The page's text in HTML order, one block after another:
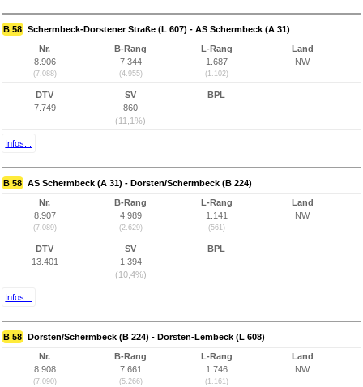
B 58 Schermbeck-Dorstener Straße (L 607) - AS Schermbeck (A 31)
Nr.
8.906
(7.088)
B-Rang
7.344
(4.955)
L-Rang
1.687
(1.102)
Land
NW
DTV
7.749
SV
860
(11,1%)
BPL
Infos...
B 58 AS Schermbeck (A 31) - Dorsten/Schermbeck (B 224)
Nr.
8.907
(7.089)
B-Rang
4.989
(2.629)
L-Rang
1.141
(561)
Land
NW
DTV
13.401
SV
1.394
(10,4%)
BPL
Infos...
B 58 Dorsten/Schermbeck (B 224) - Dorsten-Lembeck (L 608)
Nr.
8.908
(7.090)
B-Rang
7.661
(5.266)
L-Rang
1.746
(1.161)
Land
NW